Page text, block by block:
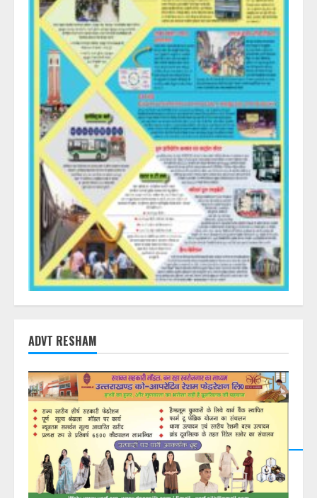
ADVT RESHAM
DearFlip: Loading PDF
23% ...